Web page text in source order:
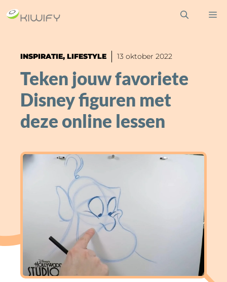
Ga
naar
inhoudINSPIRATIE, LIFESTYLE 13 oktober 2022
Teken jouw favoriete
Disney figuren met
deze online lessen